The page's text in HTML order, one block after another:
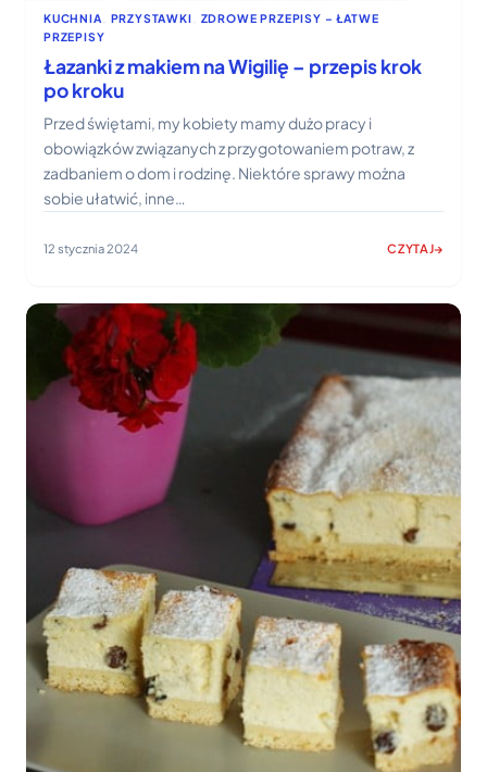
KUCHNIA PRZYSTAWKI
ZDROWE PRZEPISY – ŁATWE
PRZEPISY
Łazanki z makiem na Wigilię – przepis krok
po kroku
Przed świętami, my kobiety mamy dużo pracy i
obowiązków związanych z przygotowaniem potraw, z
zadbaniem o dom i rodzinę. Niektóre sprawy można
sobie ułatwić, inne…
12 stycznia 2024 CZYTAJ
:
MAKIEM
WIGILIĘ
–
KROK
PO
KROKU